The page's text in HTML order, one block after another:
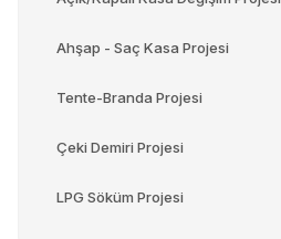
Ahşap - Saç Kasa Projesi
Tente-Branda Projesi
Çeki Demiri Projesi
LPG Söküm Projesi